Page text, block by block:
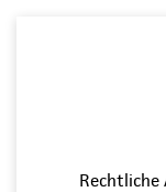
Rechtliche